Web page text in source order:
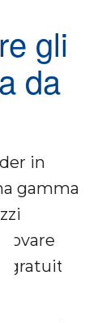
gli
da
in
gamma
gratuita